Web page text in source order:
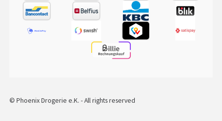
© Phoenix Drogerie e.K. - All rights reserved